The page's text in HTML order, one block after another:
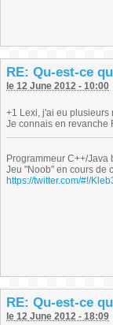
RE: Qu-est-ce
le 12 June 2012 - 10:00
+1 Lexi, j'ai eu plusieurs
Je connais en revanche
Programmeur C++/
Jeu "Noob" en cours de
https://twitter.com/#!/
RE: Qu-est-ce
le 12 June 2012 - 18:09